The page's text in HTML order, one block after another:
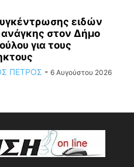
ειδών
στον Δήμο
για τους
ΠΕΤΡΟΣ - 6 Αυγούστου 2026